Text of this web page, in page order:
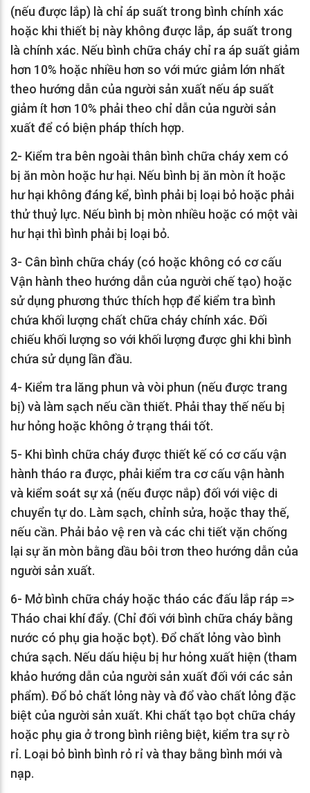
(nếu được lắp) là chỉ áp suất trong bình chính xác
hoặc khi thiết bị này không được lắp, áp suất trong
là chính xác. Nếu bình chữa cháy chỉ ra áp suất giảm
hơn 10% hoặc nhiều hơn so với mức giảm lớn nhất
theo hướng dẫn của người sản xuất nếu áp suất
giảm ít hơn 10% phải theo chỉ dẫn của người sản
xuất để có biện pháp thích hợp.
2- Kiểm tra bên ngoài thân bình chữa cháy xem có
bị ăn mòn hoặc hư hại. Nếu bình bị ăn mòn ít hoặc
hư hại không đáng kể, bình phải bị loại bỏ hoặc phải
thử thuỷ lực. Nếu bình bị mòn nhiều hoặc có một vài
hư hại thì bình phải bị loại bỏ.
3- Cân bình chữa cháy (có hoặc không có cơ cấu
Vận hành theo hướng dẫn của người chế tạo) hoặc
sử dụng phương thức thích hợp để kiểm tra bình
chứa khối lượng chất chữa cháy chính xác. Đối
chiếu khối lượng so với khối lượng được ghi khi bình
chứa sử dụng lần đầu.
4- Kiểm tra lăng phun và vòi phun (nếu được trang
bị) và làm sạch nếu cần thiết. Phải thay thế nếu bị
hư hỏng hoặc không ở trạng thái tốt.
5- Khi bình chữa cháy được thiết kế có cơ cấu vận
hành tháo ra được, phải kiểm tra cơ cấu vận hành
và kiểm soát sự xả (nếu được nắp) đối với việc di
chuyển tự do. Làm sạch, chỉnh sửa, hoặc thay thế,
nếu cần. Phải bảo vệ ren và các chi tiết vặn chống
lại sự ăn mòn bằng dầu bôi trơn theo hướng dẫn của
người sản xuất.
6- Mở bình chữa cháy hoặc tháo các đấu lắp ráp =>
Tháo chai khí đẩy. (Chỉ đối với bình chữa cháy bằng
nước có phụ gia hoặc bọt). Đổ chất lỏng vào bình
chứa sạch. Nếu dấu hiệu bị hư hỏng xuất hiện (tham
khảo hướng dẫn của người sản xuất đối với các sản
phẩm). Đổ bỏ chất lỏng này và đổ vào chất lỏng đặc
biệt của người sản xuất. Khi chất tạo bọt chữa cháy
hoặc phụ gia ở trong bình riêng biệt, kiểm tra sự rò
rỉ. Loại bỏ bình bình rỏ rỉ và thay bằng bình mới và
nạp.